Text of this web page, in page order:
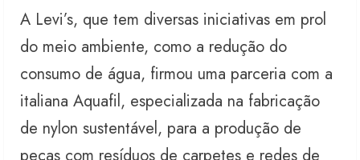
A Levi’s, que tem diversas iniciativas em prol
do meio ambiente, como a redução do
consumo de água, firmou uma parceria com a
italiana Aquafil, especializada na fabricação
de nylon sustentável, para a produção de